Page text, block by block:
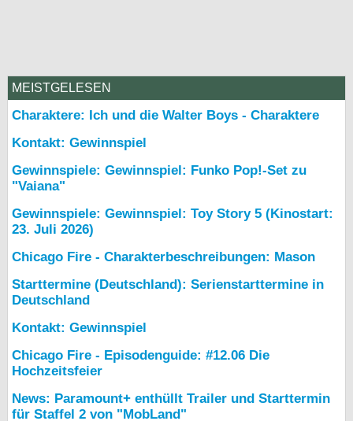
MEISTGELESEN
Charaktere: Ich und die Walter Boys - Charaktere
Kontakt: Gewinnspiel
Gewinnspiele: Gewinnspiel: Funko Pop!-Set zu
"Vaiana"
Gewinnspiele: Gewinnspiel: Toy Story 5 (Kinostart:
23. Juli 2026)
Chicago Fire - Charakterbeschreibungen: Mason
Starttermine (Deutschland): Serienstarttermine in
Deutschland
Kontakt: Gewinnspiel
Chicago Fire - Episodenguide: #12.06 Die
Hochzeitsfeier
News: Paramount+ enthüllt Trailer und Starttermin
für Staffel 2 von "MobLand"